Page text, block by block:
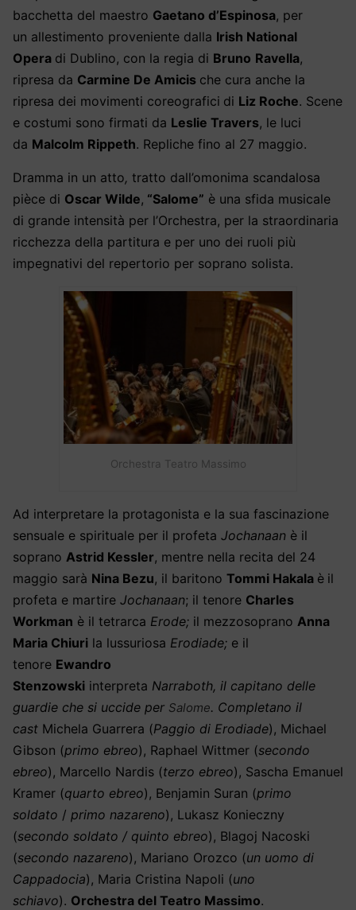
bacchetta del maestro Gaetano d’Espinosa, per
un allestimento proveniente dalla Irish National
Opera di Dublino, con la regia di Bruno Ravella,
ripresa da Carmine De Amicis che cura anche la
ripresa dei movimenti coreografici di Liz Roche. Scene
e costumi sono firmati da Leslie Travers, le luci
da Malcolm Rippeth. Repliche fino al 27 maggio.
Dramma in un atto, tratto dall’omonima scandalosa
pièce di Oscar Wilde, “Salome” è una sfida musicale
di grande intensità per l’Orchestra, per la straordinaria
ricchezza della partitura e per uno dei ruoli più
impegnativi del repertorio per soprano solista.
Orchestra Teatro Massimo
Ad interpretare la protagonista e la sua fascinazione
sensuale e spirituale per il profeta Jochanaan è il
soprano Astrid Kessler, mentre nella recita del 24
maggio sarà Nina Bezu, il baritono Tommi Hakala è il
profeta e martire Jochanaan; il tenore Charles
Workman è il tetrarca Erode; il mezzosoprano Anna
Maria Chiuri la lussuriosa Erodiade; e il
tenore Ewandro
Stenzowski interpreta Narraboth, il capitano delle
guardie che si uccide per Salome. Completano il
cast Michela Guarrera (Paggio di Erodiade), Michael
Gibson (primo ebreo), Raphael Wittmer (secondo
ebreo), Marcello Nardis (terzo ebreo), Sascha Emanuel
Kramer (quarto ebreo), Benjamin Suran (primo
soldato / primo nazareno), Lukasz Konieczny
(secondo soldato / quinto ebreo), Blagoj Nacoski
(secondo nazareno), Mariano Orozco (un uomo di
Cappadocia), Maria Cristina Napoli (uno
schiavo). Orchestra del Teatro Massimo.